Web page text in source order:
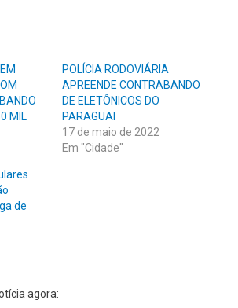
MIL
POLÍCIA RODOVIÁRIA
APREENDE CONTRABANDO
DE ELETÔNICOS DO
PARAGUAI
17 de maio de 2022
Em "Cidade"
de
agora: